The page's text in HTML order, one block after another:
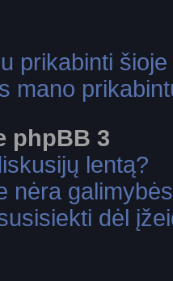
prikabinti
mano
phpBB 3
lentą?
nėra
dėl